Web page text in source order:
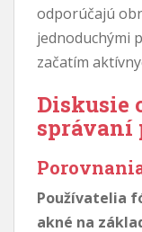
odporúčajú
jednoduchými
začatím
Diskusie
správaní
Používatelia
akné na